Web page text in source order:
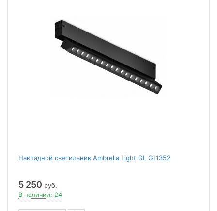
Накладной светильник Ambrella Light GL GL1352
5 250 руб.
В наличии: 24